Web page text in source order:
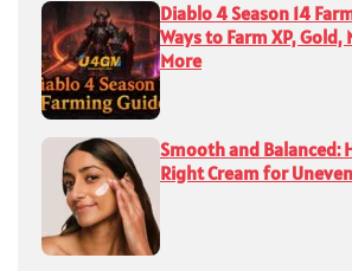
Diablo 4 Season 14
Ways to Farm XP,
More
Smooth and Balanced:
Right Cream for